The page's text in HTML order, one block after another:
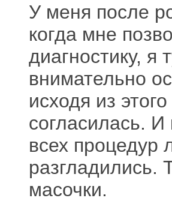
У меня после
когда мне
диагностику, я
внимательно
исходя из
согласилась. И
всех процедур
разгладились.
масочки.